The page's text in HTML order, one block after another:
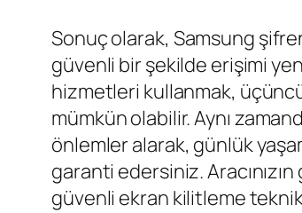
Sonuç olarak, Samsung
güvenli bir şekilde erişimi
hizmetleri kullanmak,
mümkün olabilir. Aynı
önlemler alarak, günlük
garanti edersiniz.
güvenli ekran kilitleme